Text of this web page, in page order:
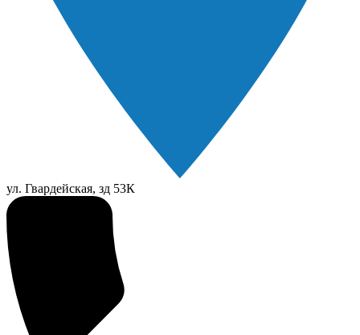
ул. Гвардейская, зд 53К